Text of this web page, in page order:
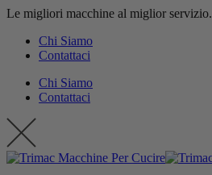
contenuto
Le migliori macchine al miglior servizio.
Chi Siamo
Contattaci
Chi Siamo
Contattaci